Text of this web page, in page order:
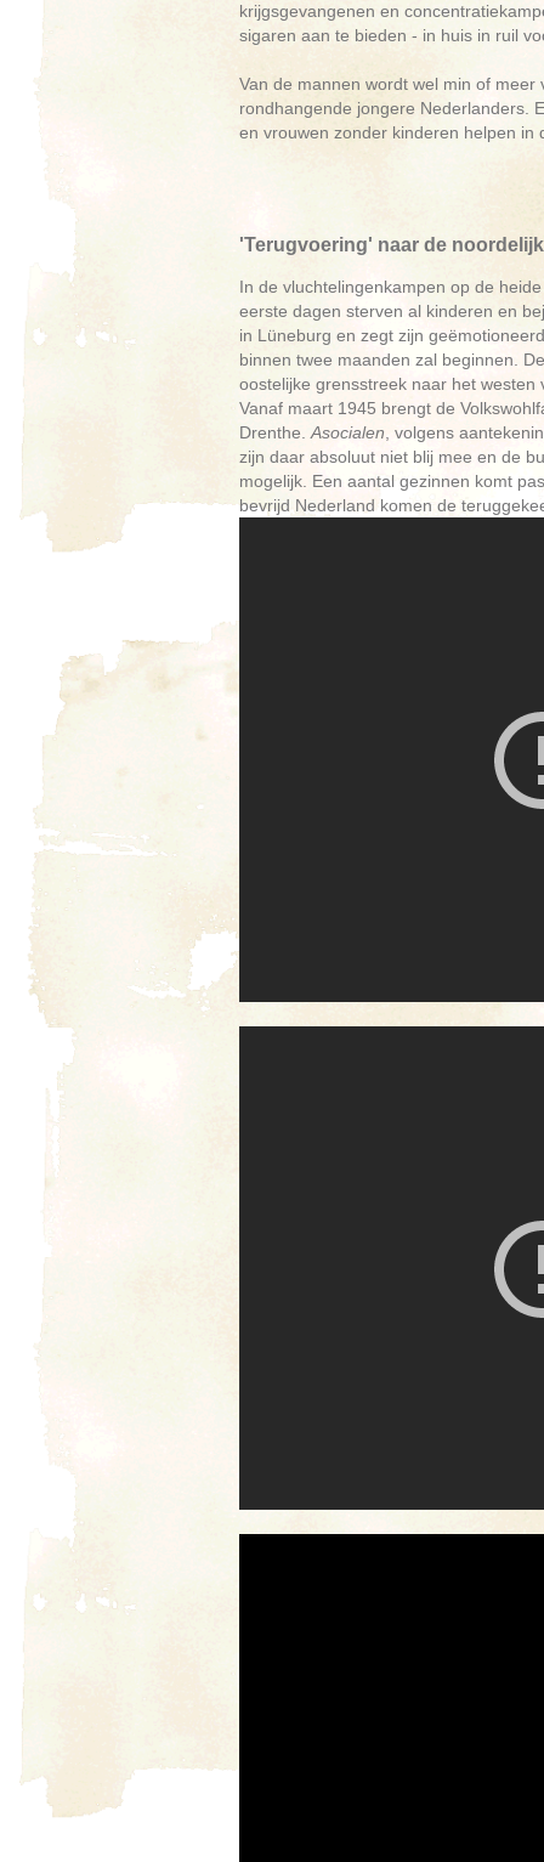
krijgsgevangenen en
sigaren aan te bieden - in huis in ruil
Van de mannen wordt wel min of
rondhangende jongere Nederlanders.
en vrouwen zonder kinderen helpen in
'Terugvoering' naar de
In de vluchtelingenkampen op de
eerste dagen sterven al kinderen en
in Lüneburg en zegt zijn
binnen twee maanden zal beginnen.
oostelijke grensstreek naar het westen
Vanaf maart 1945 brengt de
Drenthe. Asocialen , volgens
zijn daar absoluut niet blij mee en de
mogelijk. Een aantal gezinnen komt
bevrijd Nederland komen de